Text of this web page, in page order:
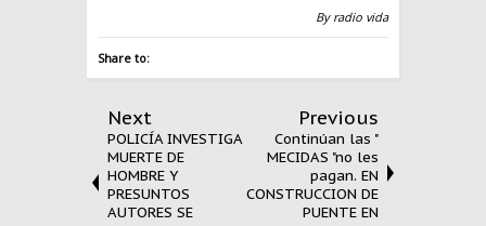
By radio vida
Share to:
Next
POLICÍA INVESTIGA
MUERTE DE
HOMBRE Y
PRESUNTOS
AUTORES SE
Previous
Continúan las "
MECIDAS "no les
pagan. EN
CONSTRUCCION DE
PUENTE EN